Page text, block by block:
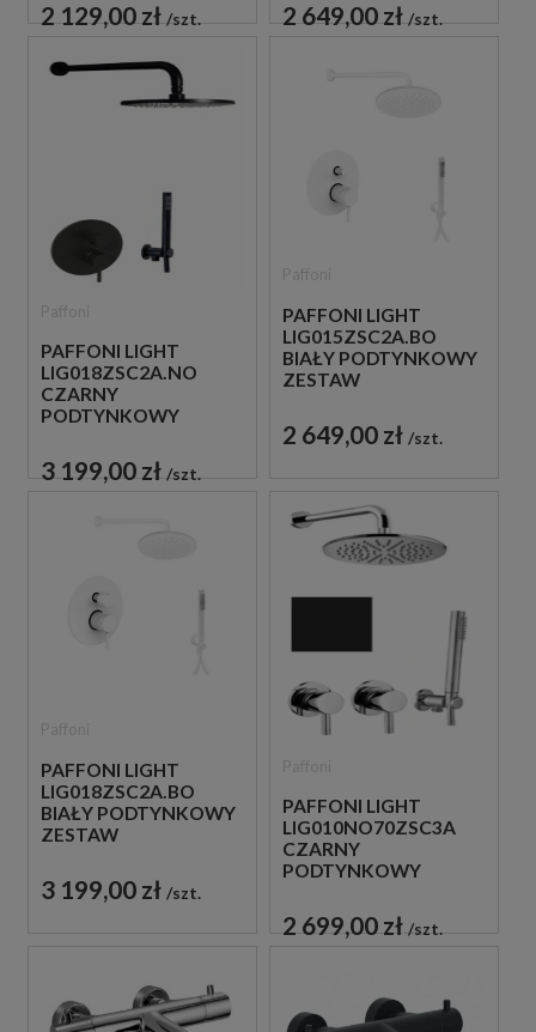
2 129,00 zł szt. 2 649,00 zł szt.
PAFFONI LIGHT
LIG018ZSC2A.NO
CZARNY
PODTYNKOWY
PRYSZNICOWY
3 199,00 zł szt.
PAFFONI LIGHT
LIG015ZSC2A.BO
BIAŁY PODTYNKOWY
ZESTAW
2 649,00 zł szt.
PAFFONI LIGHT
LIG018ZSC2A.BO
BIAŁY PODTYNKOWY
ZESTAW
3 199,00 zł szt.
PAFFONI LIGHT
LIG010NO70ZSC3A
CZARNY
PODTYNKOWY
PRYSZNICOWY
2 699,00 zł szt.